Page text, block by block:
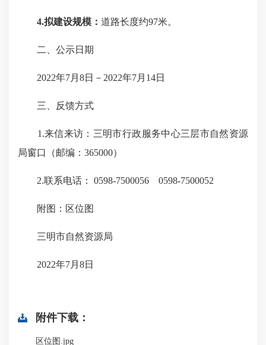
4.拟建设规模： 道路长度约97米。
二、公示日期
2022年7月8日－2022年7月14日
三、反馈方式
1.来信来访：三明市行政服务中心三层市自然资源
局窗口（邮编：365000）
2.联系电话： 0598-7500056 0598-7500052
附图：区位图
三明市自然资源局
2022年7月8日
附件下载：
区位图.jpg